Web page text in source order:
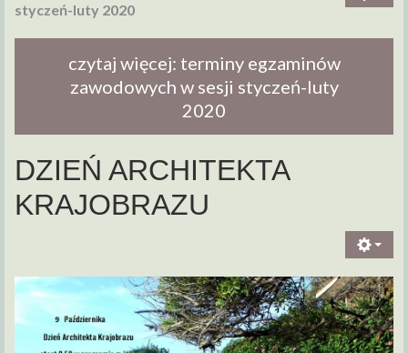
styczeń-luty 2020
czytaj więcej: terminy egzaminów
zawodowych w sesji styczeń-luty
2020
DZIEŃ ARCHITEKTA
KRAJOBRAZU